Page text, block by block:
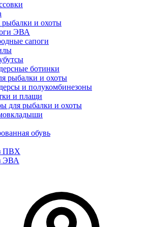
рыбалки и охоты
ЭВА
сапоги
ботинки
рыбалки и охоты
и полукомбинезоны
и плащи
для рыбалки и охоты
обувь
ПВХ
ЭВА